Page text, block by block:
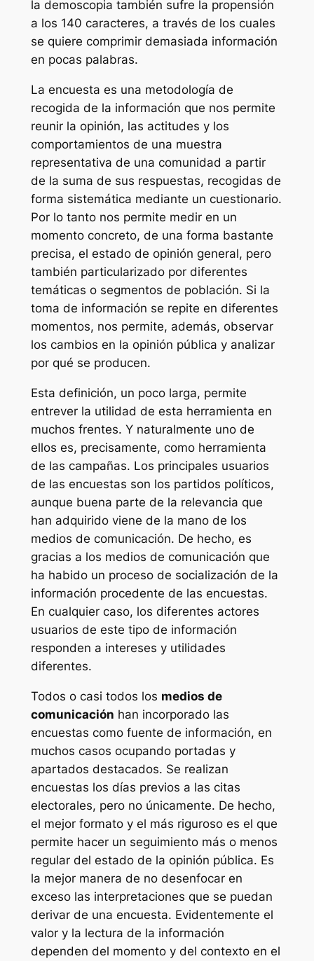
la demoscopia también sufre la propensión
a los 140 caracteres, a través de los cuales
se quiere comprimir demasiada información
en pocas palabras.
La encuesta es una metodología de
recogida de la información que nos permite
reunir la opinión, las actitudes y los
comportamientos de una muestra
representativa de una comunidad a partir
de la suma de sus respuestas, recogidas de
forma sistemática mediante un cuestionario.
Por lo tanto nos permite medir en un
momento concreto, de una forma bastante
precisa, el estado de opinión general, pero
también particularizado por diferentes
temáticas o segmentos de población. Si la
toma de información se repite en diferentes
momentos, nos permite, además, observar
los cambios en la opinión pública y analizar
por qué se producen.
Esta definición, un poco larga, permite
entrever la utilidad de esta herramienta en
muchos frentes. Y naturalmente uno de
ellos es, precisamente, como herramienta
de las campañas. Los principales usuarios
de las encuestas son los partidos políticos,
aunque buena parte de la relevancia que
han adquirido viene de la mano de los
medios de comunicación. De hecho, es
gracias a los medios de comunicación que
ha habido un proceso de socialización de la
información procedente de las encuestas.
En cualquier caso, los diferentes actores
usuarios de este tipo de información
responden a intereses y utilidades
diferentes.
Todos o casi todos los medios de
comunicación han incorporado las
encuestas como fuente de información, en
muchos casos ocupando portadas y
apartados destacados. Se realizan
encuestas los días previos a las citas
electorales, pero no únicamente. De hecho,
el mejor formato y el más riguroso es el que
permite hacer un seguimiento más o menos
regular del estado de la opinión pública. Es
la mejor manera de no desenfocar en
exceso las interpretaciones que se puedan
derivar de una encuesta. Evidentemente el
valor y la lectura de la información
dependen del momento y del contexto en el